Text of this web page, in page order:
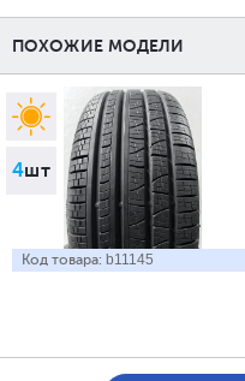
ПОХОЖИЕ МОДЕЛИ
4шт
Код товара: b11145